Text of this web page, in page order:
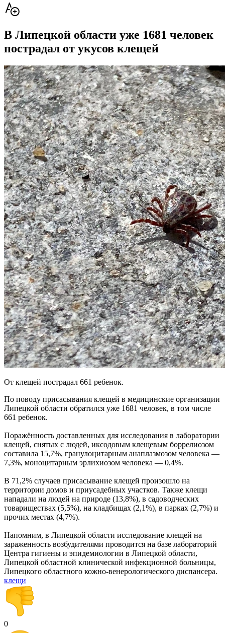
В Липецкой области уже 1681 человек
пострадал от укусов клещей
От клещей пострадал 661 ребенок.
По поводу присасывания клещей в медицинские организации
Липецкой области обратился уже 1681 человек, в том числе
661 ребенок.
Поражённость доставленных для исследования в лаборатории
клещей, снятых с людей, иксодовым клещевым боррелиозом
составила 15,7%, гранулоцитарным анаплазмозом человека —
7,3%, моноцитарным эрлихиозом человека — 0,4%.
В 71,2% случаев присасывание клещей произошло на
территории домов и приусадебных участков. Также клещи
нападали на людей на природе (13,8%), в садоводческих
товариществах (5,5%), на кладбищах (2,1%), в парках (2,7%) и
прочих местах (4,7%).
Напомним, в Липецкой области исследование клещей на
зараженность возбудителями проводится на базе лабораторий
Центра гигиены и эпидемиологии в Липецкой области,
Липецкой областной клинической инфекционной больницы,
Липецкого областного кожно-венерологического диспансера.
клещи
0